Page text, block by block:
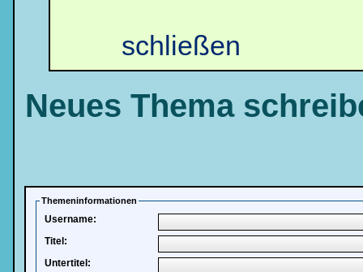
automatisch einloggen.
schließen
Neues Thema
Themeninformationen
Username:
Titel:
Untertitel: